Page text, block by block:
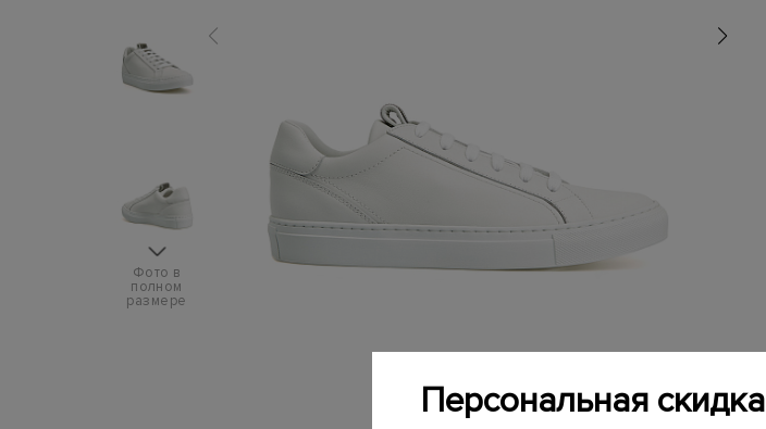
Фото в
полном
размере
Персональная скидка